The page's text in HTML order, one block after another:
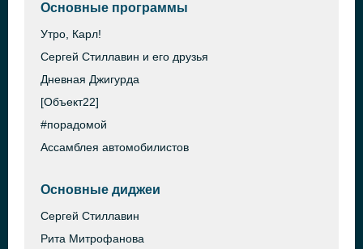
Основные программы
Утро, Карл!
Сергей Стиллавин и его друзья
Дневная Джигурда
[Объект22]
#порадомой
Ассамблея автомобилистов
Основные диджеи
Сергей Стиллавин
Рита Митрофанова